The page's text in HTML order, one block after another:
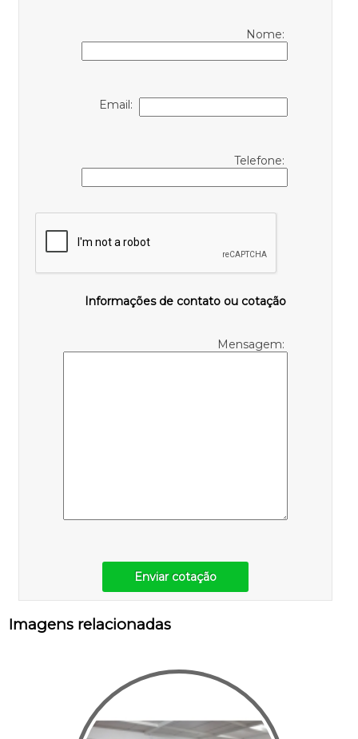
Nome:
Email:
Telefone:
Informações de contato ou cotação
Mensagem:
Enviar cotação
Imagens relacionadas